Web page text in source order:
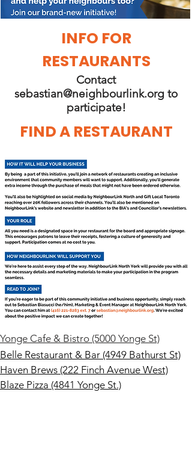
INFO FOR
RESTAURANTS
Contact
sebastian@neighbourlink.org to
participate!
FIND A RESTAURANT
Yonge Cafe & Bistro (5000 Yonge St)
Belle Restaurant & Bar (4949 Bathurst St)
Haven Brews (222 Finch Avenue West)
Blaze Pizza (4841 Yonge St.)